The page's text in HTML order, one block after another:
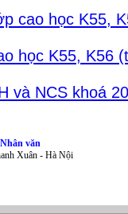
cao học K55,
học K55, K56
và NCS khoá
văn
Xuân - Hà Nội